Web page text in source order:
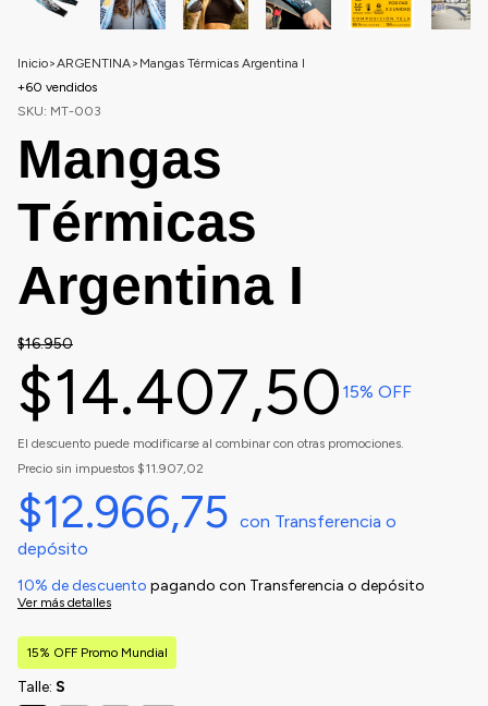
Inicio>ARGENTINA> Mangas Térmicas Argentina I
+60 vendidos
SKU: MT-003
Mangas
Térmicas
Argentina I
$16.950
$14.407,50 15% OFF
El descuento puede modificarse al combinar con otras promociones.
Precio sin impuestos $11.907,02
$12.966,75 con Transferencia o
depósito
10% de descuento pagando con Transferencia o depósito
Ver más detalles
15% OFF Promo Mundial
Talle: S